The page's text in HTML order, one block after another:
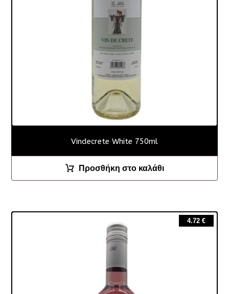
Vindecrete White 750ml
Προσθήκη στο καλάθι
4.72 €